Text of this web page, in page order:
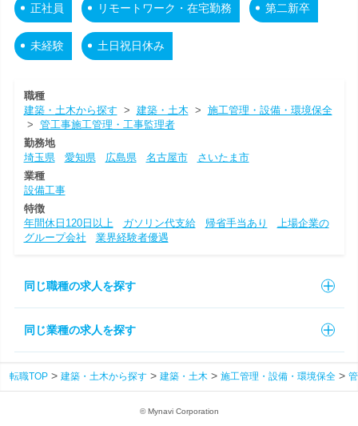
正社員 リモートワーク・在宅勤務 第二新卒
未経験 土日祝日休み
職種
建築・土木から探す > 建築・土木 > 施工管理・設備・環境保全
> 管工事施工管理・工事監理者
勤務地
埼玉県
愛知県 広島県 名古屋市
さいたま市
業種
設備工事
特徴
年間休日120日以上
ガソリン代支給 帰省手当あり
上場企業の
グループ会社
業界経験者優遇
同じ職種の求人を探す
同じ業種の求人を探す
転職TOP 建築・土木から探す 建築・土木 施工管理・設備・環境保全
© Mynavi Corporation